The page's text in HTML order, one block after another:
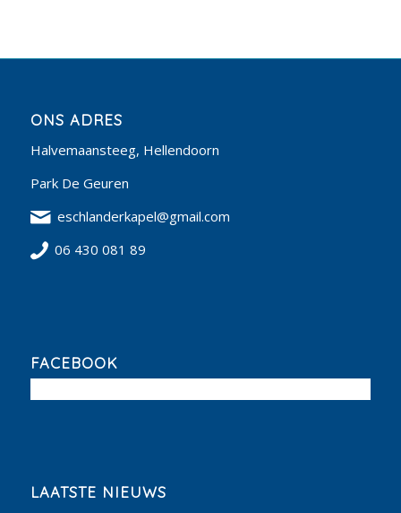
ONS ADRES
Halvemaansteeg, Hellendoorn
Park De Geuren
eschlanderkapel@gmail.com
06 430 081 89
FACEBOOK
LAATSTE NIEUWS